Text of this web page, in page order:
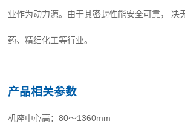
业作为动力源。由于其密封性能安全可靠， 决
药、精细化工等行业。
产品相关参数
机座中心高：80～1360mm